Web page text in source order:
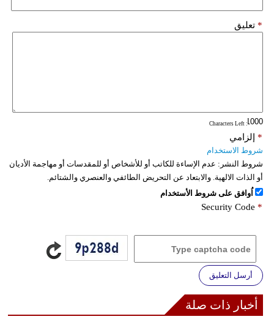
تعليق *
: Characters Left
إلزامي *
شروط الاستخدام
شروط النشر: عدم الإساءة للكاتب أو للأشخاص أو للمقدسات أو مهاجمة الأديان
أو الذات الالهية. والابتعاد عن التحريض الطائفي والعنصري والشتائم.
اُوافق على شروط الأستخدام
Security Code *
أرسل التعليق
أخبار ذات صلة